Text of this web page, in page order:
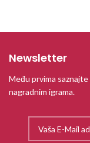
Newsletter
Među prvima saznajte
nagradnim igrama.